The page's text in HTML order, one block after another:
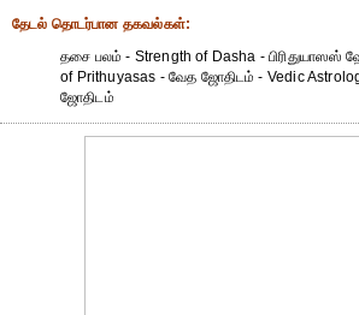
தேட‌ல் தொட‌ர்பான தகவ‌ல்க‌ள்:
தசை பலம் - Strength of Dasha - பிரிதுயாஸஸ்
of Prithuyasas - வேத ஜோதிடம் - Vedic
ஜோதிடம்